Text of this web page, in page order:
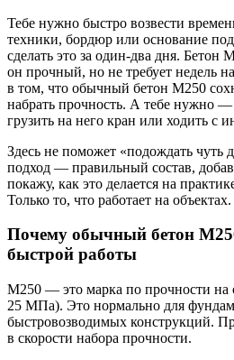
Тебе нужно быстро возвести
техники, бордюр или основание
сделать это за один-два дня. Бетон
он прочный, но не требует недель
в том, что обычный бетон М250
набрать прочность. А тебе нужно —
грузить на него кран или ходить с
Здесь не поможет «подождать чуть
подход — правильный состав,
покажу, как это делается на
Только то, что работает на объектах.
Почему обычный бетон
быстрой работы
М250 — это марка по прочности на
25 МПа). Это нормально для
быстровозводимых конструкций.
в скорости набора прочности.